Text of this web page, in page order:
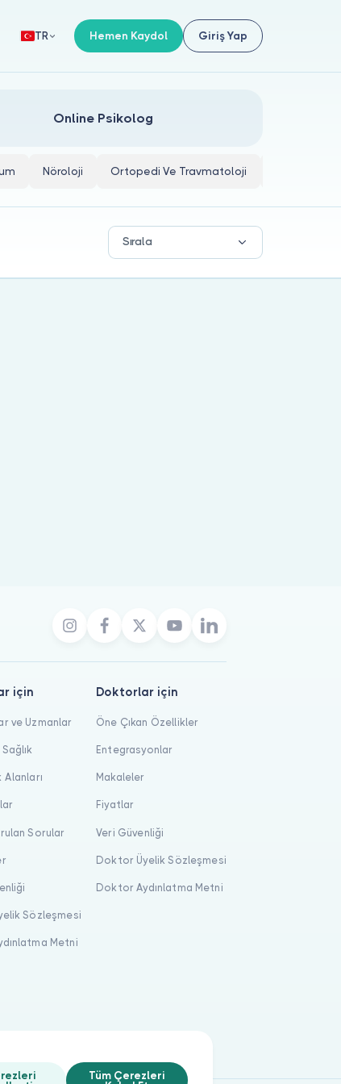
TR Hemen Kaydol Giriş Yap
Online Psikolog
Nöroloji Ortopedi Ve Travmatoloji
Sırala
Tüm Çerezleri
için
ve Uzmanlar
Alanları
Sorular
Sözleşmesi
Metni
Doktorlar için
Öne Çıkan Özellikler
Entegrasyonlar
Makaleler
Fiyatlar
Veri Güvenliği
Doktor Üyelik Sözleşmesi
Doktor Aydınlatma Metni